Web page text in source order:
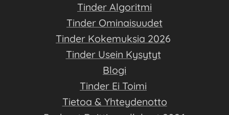
Jos ongelmat ovat jatkuneet vuosia, ei
pariterapia todennäköisesti enää auta.
Tinder Algoritmi
Tinder Ominaisuudet
Tinder Kokemuksia 2026
Tinder Usein Kysytyt
Blogi
Tinder Ei Toimi
Tietoa & Yhteydenotto